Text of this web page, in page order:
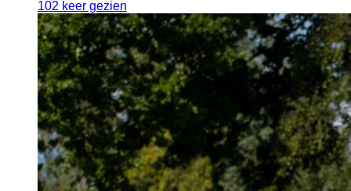
102 keer gezien